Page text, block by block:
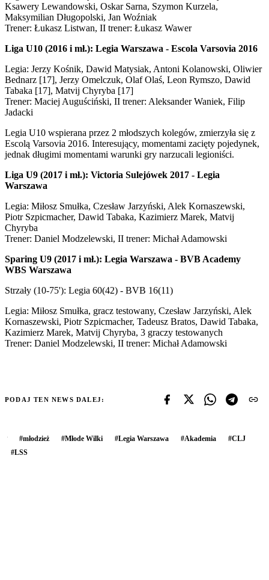
Ksawery Lewandowski, Oskar Sarna, Szymon Kurzela,
Maksymilian Długopolski, Jan Woźniak
Trener: Łukasz Listwan, II trener: Łukasz Wawer
Liga U10 (2016 i mł.): Legia Warszawa - Escola Varsovia 2016
Legia: Jerzy Kośnik, Dawid Matysiak, Antoni Kolanowski, Oliwier
Bednarz [17], Jerzy Omelczuk, Olaf Olaś, Leon Rymszo, Dawid
Tabaka [17], Matvij Chyryba [17]
Trener: Maciej Auguściński, II trener: Aleksander Waniek, Filip
Jadacki
Legia U10 wspierana przez 2 młodszych kolegów, zmierzyła się z
Escolą Varsovia 2016. Interesujący, momentami zacięty pojedynek,
jednak długimi momentami warunki gry narzucali legioniści.
Liga U9 (2017 i mł.): Victoria Sulejówek 2017 - Legia
Warszawa
Legia: Miłosz Smułka, Czesław Jarzyński, Alek Kornaszewski,
Piotr Szpicmacher, Dawid Tabaka, Kazimierz Marek, Matvij
Chyryba
Trener: Daniel Modzelewski, II trener: Michał Adamowski
Sparing U9 (2017 i mł.): Legia Warszawa - BVB Academy
WBS Warszawa
Strzały (10-75'): Legia 60(42) - BVB 16(11)
Legia: Miłosz Smułka, gracz testowany, Czesław Jarzyński, Alek
Kornaszewski, Piotr Szpicmacher, Tadeusz Bratos, Dawid Tabaka,
Kazimierz Marek, Matvij Chyryba, 3 graczy testowanych
Trener: Daniel Modzelewski, II trener: Michał Adamowski
PODAJ TEN NEWS DALEJ:
#młodzież #Młode Wilki #Legia Warszawa #Akademia #CLJ
#LSS